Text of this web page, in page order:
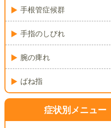
手根管症候群
手指のしびれ
腕の痺れ
ばね指
症状別メニュー